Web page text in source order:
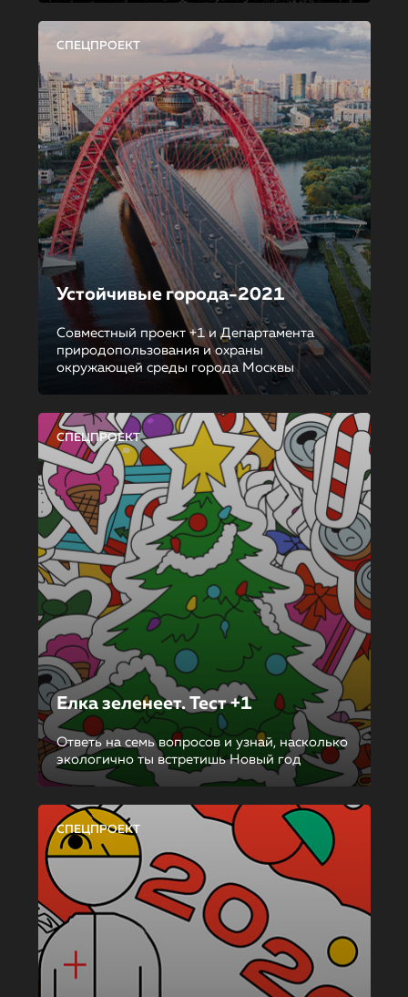
СПЕЦПРОЕКТ
Устойчивые города-2021
Совместный проект +1 и Департамента
природопользования и охраны
окружающей среды города Москвы
СПЕЦПРОЕКТ
Елка зеленеет. Тест +1
Ответь на семь вопросов и узнай, насколько
экологично ты встретишь Новый год
СПЕЦПРОЕКТ